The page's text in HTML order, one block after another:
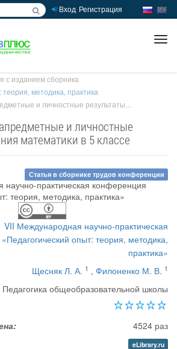
Вход Регистрация
с изданием сборника
методика, практика
и личностные результаты...
и личностные
математики в 5 классе
Статья в сборнике трудов конференции
VII Международная научно-практическая
опыт: теория, методика,
практика»
Щесняк Л. А. 1 , Филоненко М. В. 1
Педагогика общеобразовательной школы
4524 раз
eLibrary.ru